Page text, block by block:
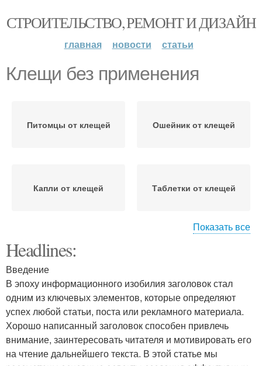
СТРОИТЕЛЬСТВО, РЕМОНТ И ДИЗАЙН
главная новости статьи
Клещи без применения
Питомцы от клещей Ошейник от клещей
Капли от клещей Таблетки от клещей
Сад от клещей
Клещи без
использования
Показать все
Headlines:
Введение
В эпоху информационного изобилия заголовок стал
одним из ключевых элементов, которые определяют
успех любой статьи, поста или рекламного материала.
Хорошо написанный заголовок способен привлечь
внимание, заинтересовать читателя и мотивировать его
на чтение дальнейшего текста. В этой статье мы